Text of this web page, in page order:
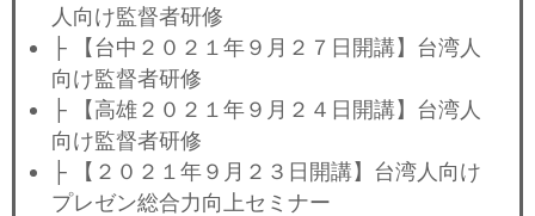
人向け監督者研修
├ 【台中２０２１年９月２７日開講】台湾人
向け監督者研修
├ 【高雄２０２１年９月２４日開講】台湾人
向け監督者研修
├ 【２０２１年９月２３日開講】台湾人向け
プレゼン総合力向上セミナー